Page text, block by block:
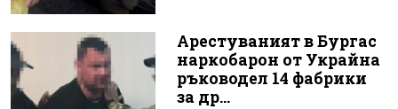
Арестуваният в Бургас
наркобарон от Украйна
ръководел 14 фабрики
за др...